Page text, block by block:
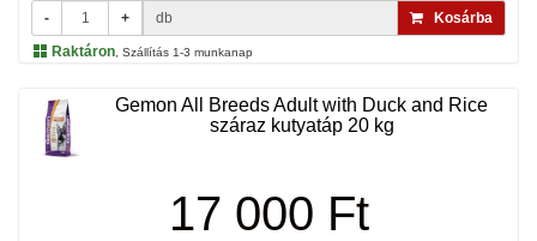
- + db
Kosárba
Raktáron , Szállítás 1-3 munkanap
Gemon All Breeds Adult with Duck and Rice
száraz kutyatáp 20 kg
17 000 Ft